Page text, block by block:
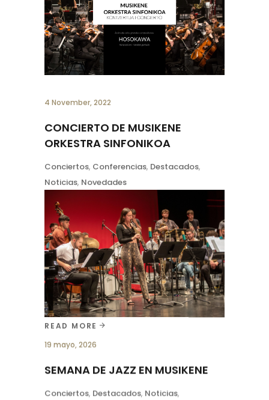
4 November, 2022
CONCIERTO DE MUSIKENE
ORKESTRA SINFONIKOA
Conciertos, Conferencias, Destacados,
Noticias, Novedades
La Orquesta Sinfónica de Musikene
ofrecerá un concierto el sábado 12 de
noviembre a las 19:00 horas en el
auditorio de Musikene. Bajo la batuta del
director italiano Tito Ceccherini, la
orquesta ofrecerá un difícil e
interesante programa donde sonará
READ MORE